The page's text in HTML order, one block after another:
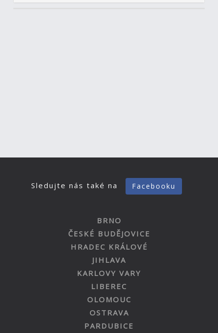
Sledujte nás také na Facebooku
BRNO
ČESKÉ BUDĚJOVICE
HRADEC KRÁLOVÉ
JIHLAVA
KARLOVY VARY
LIBEREC
OLOMOUC
OSTRAVA
PARDUBICE